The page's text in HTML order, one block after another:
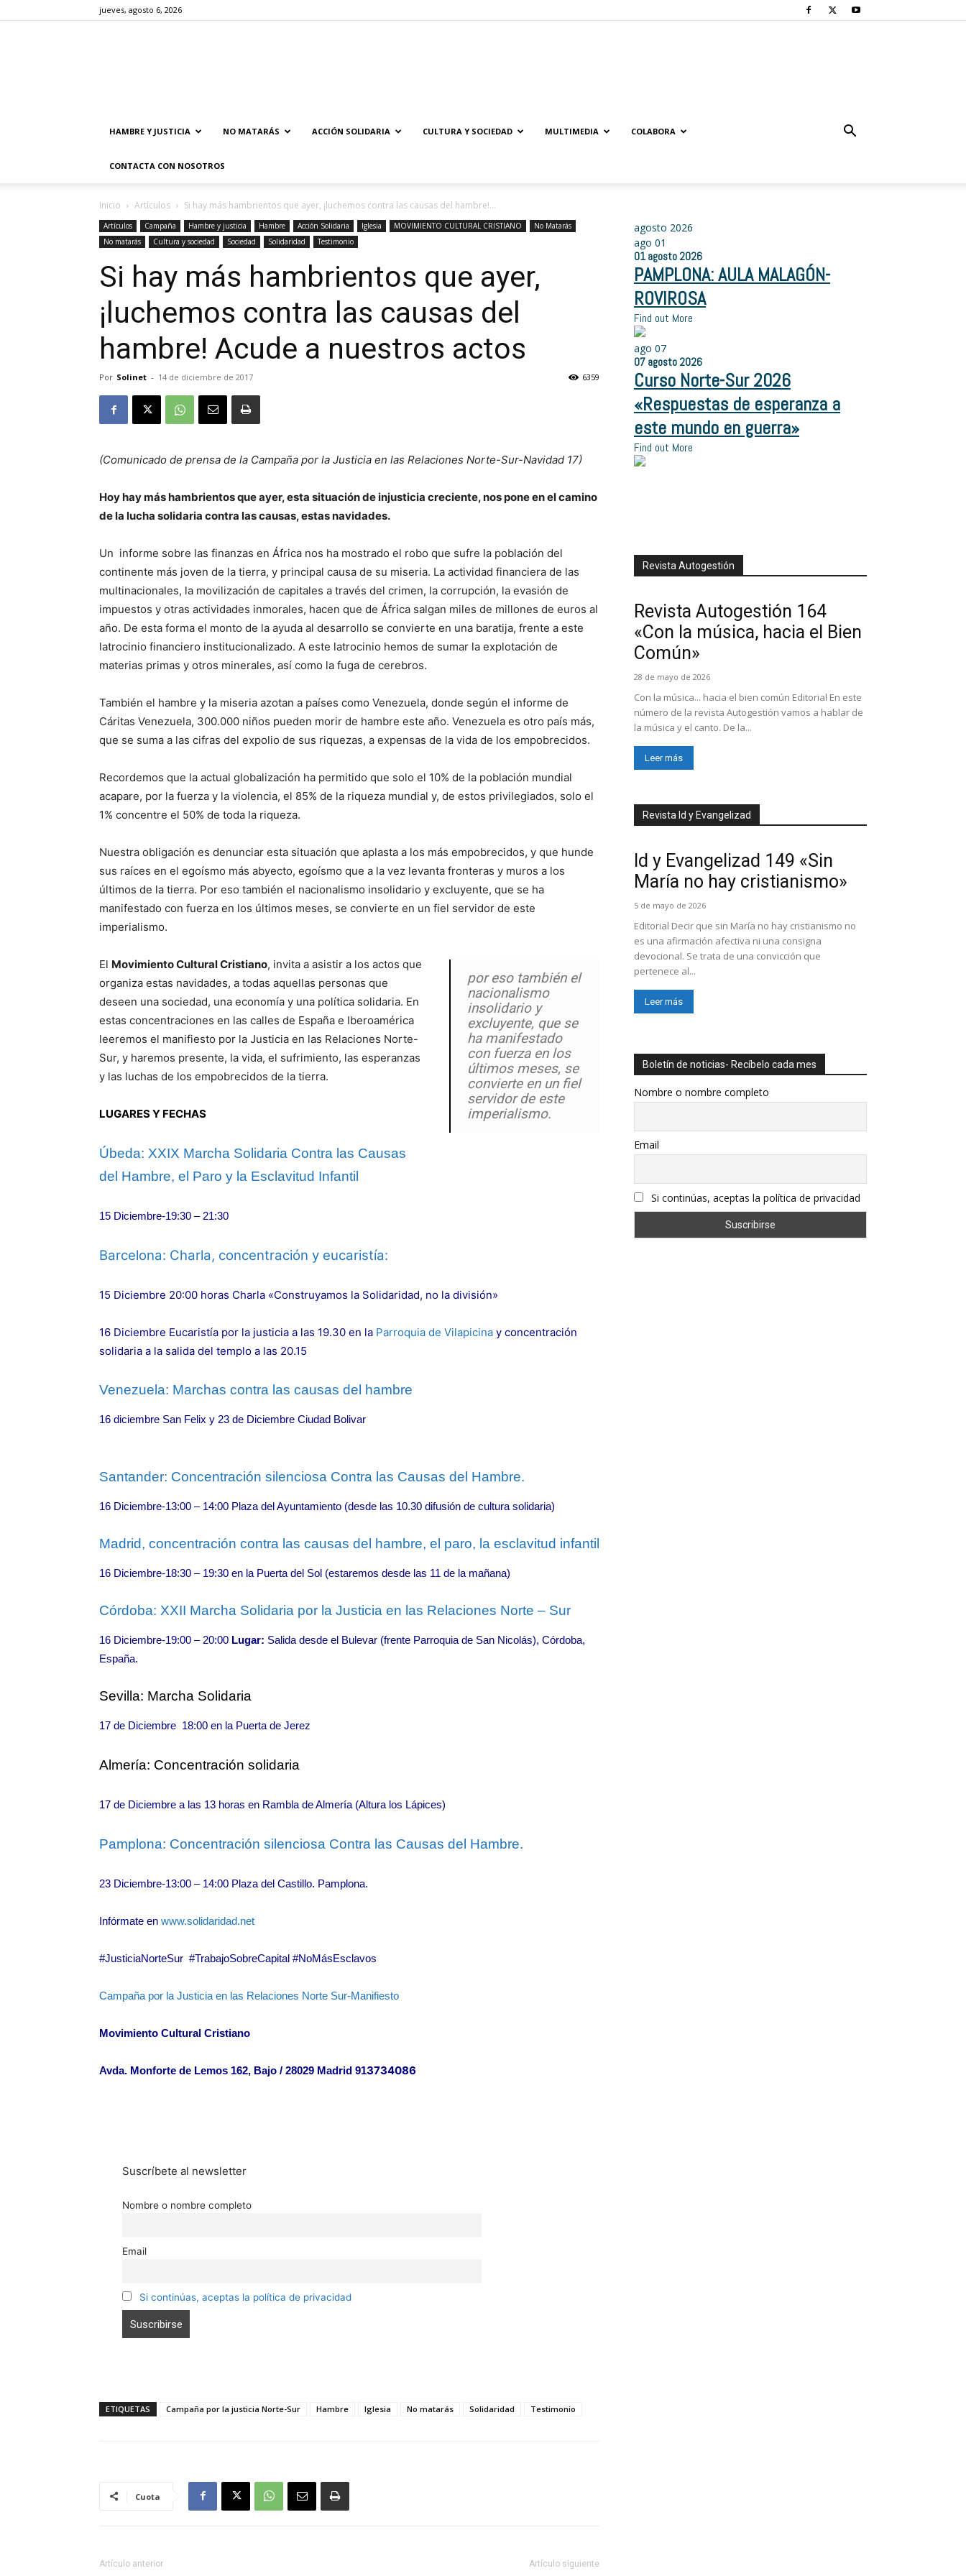
jueves, agosto 6, 2026
HAMBRE Y JUSTICIA NO MATARÁS ACCIÓN SOLIDARIA CULTURA Y SOCIEDAD MULTIMEDIA COLABORA
CONTACTA CON NOSOTROS
Inicio Artículos Si hay más hambrientos que ayer, ¡luchemos contra las causas del hambre!...
Artículos Campaña Hambre y justicia Hambre Acción Solidaria Iglesia MOVIMIENTO CULTURAL CRISTIANO
No Matarás
No matarás
Cultura y sociedad Sociedad Solidaridad Testimonio
Si hay más hambrientos que ayer,
¡luchemos contra las causas del
hambre! Acude a nuestros actos
Por Solinet - 14 de diciembre de 2017 6359
(Comunicado de prensa de la Campaña por la Justicia en las Relaciones Norte-Sur-Navidad 17)
Hoy hay más hambrientos que ayer, esta situación de injusticia creciente, nos pone en el camino
de la lucha solidaria contra las causas, estas navidades.
Un informe sobre las finanzas en África nos ha mostrado el robo que sufre la población del
continente más joven de la tierra, y principal causa de su miseria. La actividad financiera de las
multinacionales, la movilización de capitales a través del crimen, la corrupción, la evasión de
impuestos y otras actividades inmorales, hacen que de África salgan miles de millones de euros al
año. De esta forma el monto de la ayuda al desarrollo se convierte en una baratija, frente a este
latrocinio financiero institucionalizado. A este latrocinio hemos de sumar la explotación de
materias primas y otros minerales, así como la fuga de cerebros.
También el hambre y la miseria azotan a países como Venezuela, donde según el informe de
Cáritas Venezuela, 300.000 niños pueden morir de hambre este año. Venezuela es otro país más,
que se suma a las cifras del expolio de sus riquezas, a expensas de la vida de los empobrecidos.
Recordemos que la actual globalización ha permitido que solo el 10% de la población mundial
acapare, por la fuerza y la violencia, el 85% de la riqueza mundial y, de estos privilegiados, solo el
1% concentre el 50% de toda la riqueza.
Nuestra obligación es denunciar esta situación que aplasta a los más empobrecidos, y que hunde
sus raíces en el egoísmo más abyecto, egoísmo que a la vez levanta fronteras y muros a los
últimos de la tierra. Por eso también el nacionalismo insolidario y excluyente, que se ha
manifestado con fuerza en los últimos meses, se convierte en un fiel servidor de este
imperialismo.
por eso también el
nacionalismo
insolidario y
excluyente, que se
ha manifestado
con fuerza en los
últimos meses, se
convierte en un fiel
servidor de este
imperialismo.
El Movimiento Cultural Cristiano, invita a asistir a los actos que
organiza estas navidades, a todas aquellas personas que
deseen una sociedad, una economía y una política solidaria. En
estas concentraciones en las calles de España e Iberoamérica
leeremos el manifiesto por la Justicia en las Relaciones Norte-
Sur, y haremos presente, la vida, el sufrimiento, las esperanzas
y las luchas de los empobrecidos de la tierra.
LUGARES Y FECHAS
Úbeda: XXIX Marcha Solidaria Contra las Causas
del Hambre, el Paro y la Esclavitud Infantil
15 Diciembre-19:30 – 21:30
Barcelona: Charla, concentración y eucaristía:
15 Diciembre 20:00 horas Charla «Construyamos la Solidaridad, no la división»
16 Diciembre Eucaristía por la justicia a las 19.30 en la Parroquia de Vilapicina y concentración
solidaria a la salida del templo a las 20.15
Venezuela: Marchas contra las causas del hambre
16 diciembre San Felix y 23 de Diciembre Ciudad Bolivar
Santander: Concentración silenciosa Contra las Causas del Hambre.
16 Diciembre-13:00 – 14:00 Plaza del Ayuntamiento (desde las 10.30 difusión de cultura solidaria)
Madrid, concentración contra las causas del hambre, el paro, la esclavitud infantil
16 Diciembre-18:30 – 19:30 en la Puerta del Sol (estaremos desde las 11 de la mañana)
Córdoba: XXII Marcha Solidaria por la Justicia en las Relaciones Norte – Sur
16 Diciembre-19:00 – 20:00 Lugar: Salida desde el Bulevar (frente Parroquia de San Nicolás), Córdoba,
España.
Sevilla: Marcha Solidaria
17 de Diciembre 18:00 en la Puerta de Jerez
Almería: Concentración solidaria
17 de Diciembre a las 13 horas en Rambla de Almería (Altura los Lápices)
Pamplona: Concentración silenciosa Contra las Causas del Hambre.
23 Diciembre-13:00 – 14:00 Plaza del Castillo. Pamplona.
Infórmate en www.solidaridad.net
#JusticiaNorteSur #TrabajoSobreCapital #NoMásEsclavos
Campaña por la Justicia en las Relaciones Norte Sur-Manifiesto
Movimiento Cultural Cristiano
Avda. Monforte de Lemos 162, Bajo / 28029 Madrid 913734086
Suscríbete al newsletter
Nombre o nombre completo
Email
Si continúas, aceptas la política de privacidad
ETIQUETAS Campaña por la justicia Norte-Sur Hambre Iglesia No matarás Solidaridad Testimonio
Cuota
Artículo anterior Artículo siguiente
agosto 2026
ago 01
01 agosto 2026
PAMPLONA: AULA MALAGÓN-
ROVIROSA
Find out More
ago 07
07 agosto 2026
Curso Norte-Sur 2026
«Respuestas de esperanza a
este mundo en guerra»
Find out More
Revista Autogestión
Revista Autogestión 164
«Con la música, hacia el Bien
Común»
28 de mayo de 2026
Con la música... hacia el bien común Editorial En este
número de la revista Autogestión vamos a hablar de
la música y el canto. De la...
Leer más
Revista Id y Evangelizad
Id y Evangelizad 149 «Sin
María no hay cristianismo»
5 de mayo de 2026
Editorial Decir que sin María no hay cristianismo no
es una afirmación afectiva ni una consigna
devocional. Se trata de una convicción que
pertenece al...
Leer más
Boletín de noticias- Recíbelo cada mes
Nombre o nombre completo
Email
Si continúas, aceptas la política de privacidad